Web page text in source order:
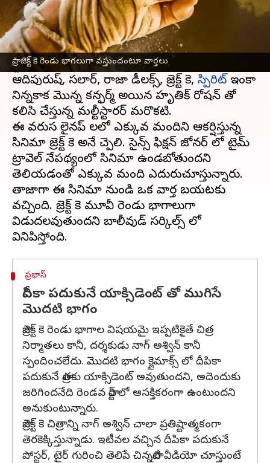
ప్రాజెక్ట్ కె రెండు భాగలుగా వస్తుందంటూ వార్తలు
ఈ వార్తాకథనం ఏంటి
పాన్ ఇండియా స్టార్ ప్రభాస్ చేతిలో ఉన్న సినిమాల లిస్ట్
చూస్తే ఎవరికైనా ఆశ్వర్యమేస్తుంది. ఇండియాలో ఏ
స్టార్ చేతిలోనూ అన్నేసి సినిమాలు లేవు.
ఆదిపురుష్, సలార్, రాజా డీలక్స్, ప్రాజెక్ట్ కె, స్పిరిట్ ఇంకా
నిన్నకాక మొన్న కన్ఫర్మ్ అయిన హృతిక్ రోషన్ తో
కలిసి చేస్తున్న మల్టీస్టారర్ మరొకటి.
ఈ వరుస లైనప్ లలో ఎక్కువ మందిని ఆకర్షిస్తున్న
సినిమా ప్రాజెక్ట్ కె అనే చెప్పాలి. సైన్స్ ఫిక్షన్ జోనర్ లో టైమ్
ట్రావెల్ నేపథ్యంలో సినిమా ఉండబోతుందని
తెలియడంతో ఎక్కువ మంది ఎదురుచూస్తున్నారు.
తాజాగా ఈ సినిమా నుండి ఒక వార్త బయటకు
వచ్చింది. ప్రాజెక్ట్ కె మూవీ రెండు భాగాలుగా
విడుదలవుతుందని బాలీవుడ్ సర్కిల్స్ లో
ప్రభాస్
దీపికా పదుకునే యాక్సిడెంట్ తో ముగిసే
మొదటి భాగం
ప్రాజెక్ట్ కె రెండు భాగాల విషయమై ఇప్పటికైతే చిత్ర
నిర్మాతలు కానీ, దర్శకుడు నాగ్ అశ్విన్ కానీ
స్పందించలేదు. మొదటి భాగం క్లైమాక్స్ లో దీపికా
పదుకునే పాత్రకు యాక్సిడెంట్ అవుతుందని, అదెందుకు
జరిగిందనేది రెండవ పార్ట్ లో ఆసక్తికరంగా ఉంటుందని
అనుకుంటున్నారు.
ప్రాజెక్ట్ కె చిత్రాన్ని నాగ్ అశ్విన్ చాలా ప్రతిష్టాత్మకంగా
తెరకెక్కిస్తున్నాడు. ఇటీవల వచ్చిన దీపికా పదుకునే
పోస్టర్, టైర్ గురించి తెలిపే చిన్నపాటి వీడియో చూస్తుంటే